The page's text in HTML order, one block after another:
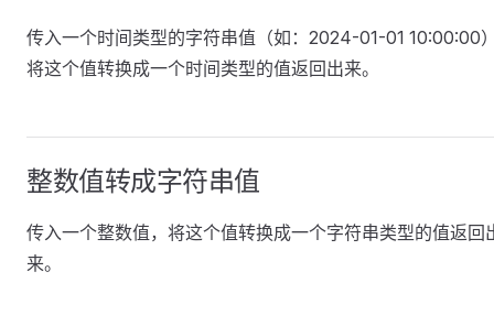
传入一个时间类型的字符串值（如：2024-01-01 10:00:00
将这个值转换成一个时间类型的值返回出来。
整数值转成字符串值
传入一个整数值，将这个值转换成一个字符串类型的值返回
来。